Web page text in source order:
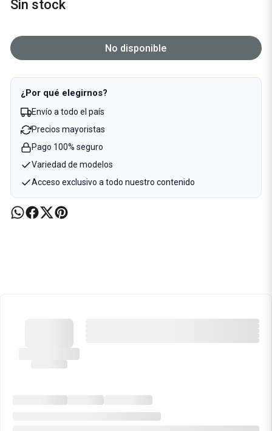
Sin stock
No disponible
¿Por qué elegirnos?
Envío a todo el país
Precios mayoristas
Pago 100% seguro
Variedad de modelos
Acceso exclusivo a todo nuestro contenido